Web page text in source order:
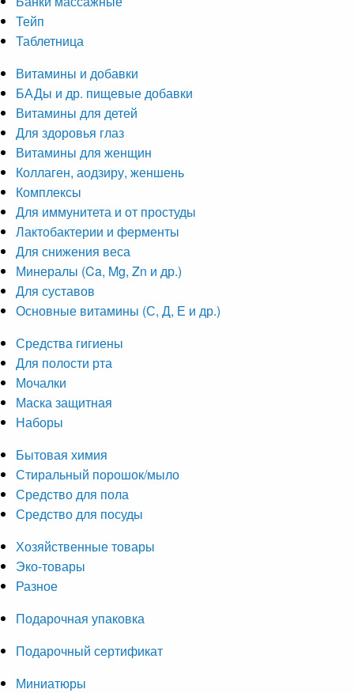
Тейп
Таблетница
Витамины и добавки
БАДы и др. пищевые добавки
Витамины для детей
Для здоровья глаз
Витамины для женщин
Коллаген, аодзиру, женшень
Комплексы
Для иммунитета и от простуды
Лактобактерии и ферменты
Для снижения веса
Минералы (Ca, Mg, Zn и др.)
Для суставов
Основные витамины (С, Д, Е и др.)
Средства гигиены
Для полости рта
Мочалки
Маска защитная
Наборы
Бытовая химия
Стиральный порошок/мыло
Средство для пола
Средство для посуды
Хозяйственные товары
Эко-товары
Разное
Подарочная упаковка
Подарочный сертификат
Миниатюры